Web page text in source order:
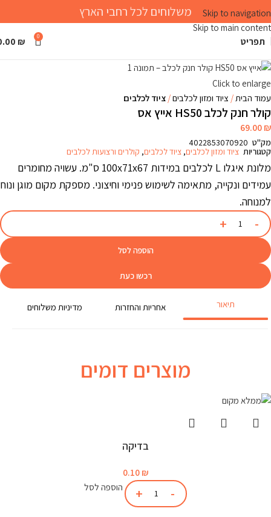
Skip to navigation
Skip to main content
משלוחים לכל רחבי הארץ
תפריט 0
₪
Click to enlarge
עמוד הבית
ציוד ומזון לכלבים ציוד לכלבים
קולר חנק לכלב HS50 אייץ אס
69.00₪
מק"ט 4022853070920
קטגוריות ציוד ומזון לכלבים, ציוד לכלבים, קולרים ורצועות לכלבים
מלונת איגלו L לכלבים במידות 100x71x67 ס"מ. עשויה מחומרים
עמידים ונקייה, מתאימה לשימוש פנימי וחיצוני. מספקת מקום מוגן ונוח
למנוחה.
הוספה לסל
רכשו כעת
תיאור אחריות והחזרות מדיניות משלוחים
מוצרים דומים
בדיקה
0.10 ₪
הוספה לסל